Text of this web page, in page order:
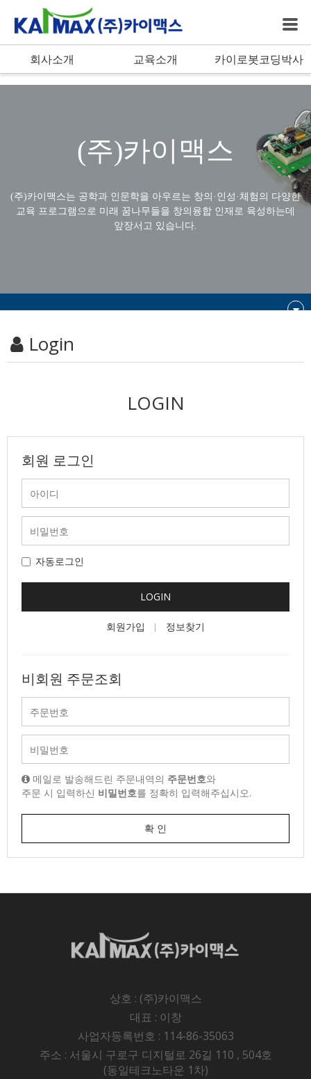
bool(true)
회사소개 교육소개 카이로봇코딩박사
(주)카이맥스
(주)카이맥스는 공학과 인문학을 아우르는 창의·인성·체험의 다양한
교육 프로그램으로 미래 꿈나무들을 창의융합 인재로 육성하는데
앞장서고 있습니다.
Login
LOGIN
회원 로그인
자동로그인
LOGIN
회원가입 정보찾기
비회원 주문조회
메일로 발송해드린 주문내역의 주문번호와
주문 시 입력하신 비밀번호를 정확히 입력해주십시오.
확 인
상호 : (주)카이맥스
대표 : 이창
사업자등록번호 : 114-86-35063
주소 : 서울시 구로구 디지털로 26길 110 , 504호
(동일테크노타운 1차)